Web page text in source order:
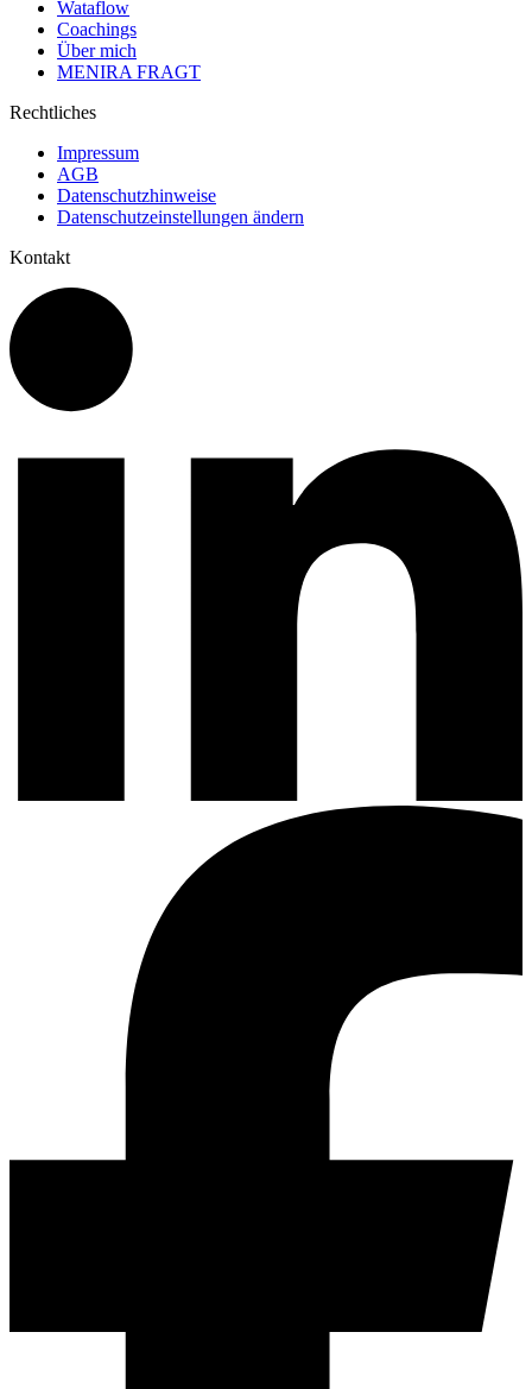
Wataflow
Coachings
Über mich
MENIRA FRAGT
Rechtliches
Impressum
AGB
Datenschutzhinweise
Datenschutzeinstellungen ändern
Kontakt